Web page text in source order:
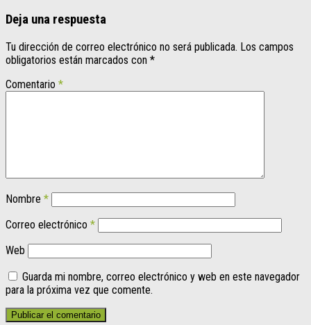
Deja una respuesta
Tu dirección de correo electrónico no será publicada. Los campos
obligatorios están marcados con *
Comentario *
Nombre *
Correo electrónico *
Web
Guarda mi nombre, correo electrónico y web en este navegador
para la próxima vez que comente.